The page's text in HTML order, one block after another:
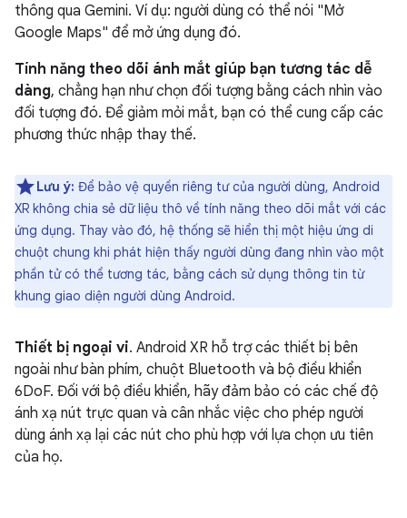
thông qua Gemini. Ví dụ: người dùng có thể nói "Mở
Google Maps" để mở ứng dụng đó.
Tính năng theo dõi ánh mắt giúp bạn tương tác dễ
dàng, chẳng hạn như chọn đối tượng bằng cách nhìn vào
đối tượng đó. Để giảm mỏi mắt, bạn có thể cung cấp các
phương thức nhập thay thế.
Lưu ý: Để bảo vệ quyền riêng tư của người dùng, Android
XR không chia sẻ dữ liệu thô về tính năng theo dõi mắt với các
ứng dụng. Thay vào đó, hệ thống sẽ hiển thị một hiệu ứng di
chuột chung khi phát hiện thấy người dùng đang nhìn vào một
phần tử có thể tương tác, bằng cách sử dụng thông tin từ
khung giao diện người dùng Android.
Thiết bị ngoại vi. Android XR hỗ trợ các thiết bị bên
ngoài như bàn phím, chuột Bluetooth và bộ điều khiển
6DoF. Đối với bộ điều khiển, hãy đảm bảo có các chế độ
ánh xạ nút trực quan và cân nhắc việc cho phép người
dùng ánh xạ lại các nút cho phù hợp với lựa chọn ưu tiên
của họ.